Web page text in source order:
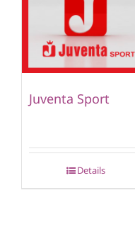
Juventa Sport
Details